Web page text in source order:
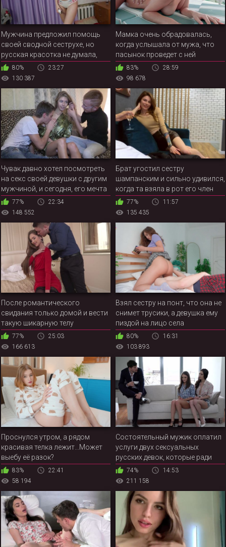
Мужчина предложил помощь
своей сводной сеструхе, но
русская красотка не думала,
что братишка намекает на
интимную близость
80%
23:27
130 387
Мамка очень обрадовалась,
когда услышала от мужа, что
пасынок проведет с ней
несколько дней на шикарном
курорте
83%
28:59
98 678
Чувак давно хотел посмотреть
на секс своей девушки с другим
мужчиной, и сегодня, его мечта
осуществиться
77%
22:34
148 552
Брат угостил сестру
шампанским и сильно удивился,
когда та взяла в рот его член
77%
11:57
135 435
После романтического
свидания только домой и вести
такую шикарную телу
77%
25:03
166 613
Взял сестру на понт, что она не
снимет трусики, а девушка ему
пиздой на лицо села
80%
16:31
103 893
Проснулся утром, а рядом
красивая телка лежит...Может
выебу её разок?
83%
22:41
58 194
Состоятельный мужик оплатил
услуги двух сексуальных
русских девок, которые ради
денег готовы даже очко пацана
вылизывать
74%
14:53
211 158